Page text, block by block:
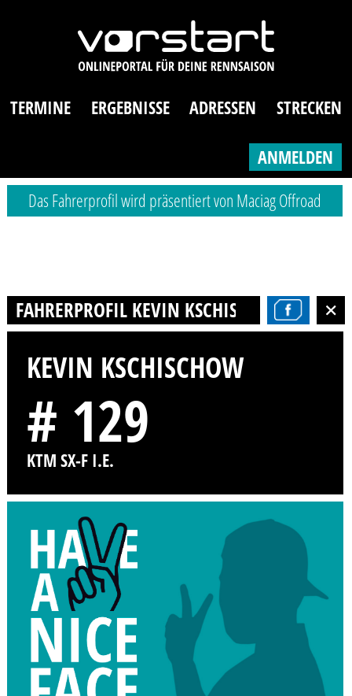
TERMINE ERGEBNISSE ADRESSEN STRECKEN
ANMELDEN
Das Fahrerprofil wird präsentiert von Maciag Offroad
FAHRERPROFIL KEVIN KSCHISCHOW
KEVIN KSCHISCHOW
# 129
KTM SX-F I.E.